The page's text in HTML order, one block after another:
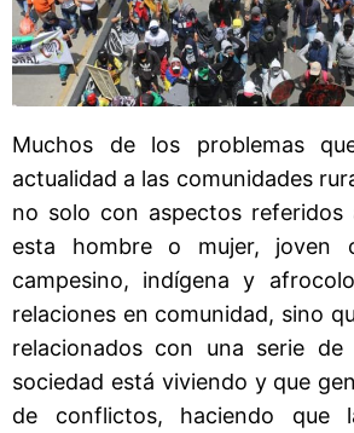
Muchos de los problemas
actualidad a las comunidades
no solo con aspectos referidos
esta hombre o mujer, joven
campesino, indígena y
relaciones en comunidad, sino
relacionados con una serie
sociedad está viviendo y que
de conflictos, haciendo que